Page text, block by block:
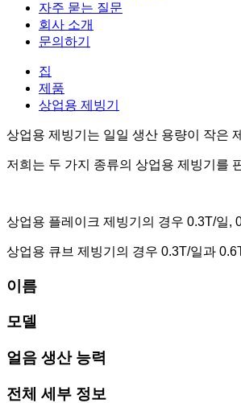
자주 묻는 질문
회사 소개
문의하기
집
제품
상업용 제빙기
상업용 제빙기는 일일 생산 용량이 작은
저희는 두 가지 종류의 상업용 제빙기를
상업용 플레이크 제빙기의 경우 0.3T/일,
상업용 큐브 제빙기의 경우 0.3T/일과
이름
모델
얼음 생산 능력
전체 세부 정보